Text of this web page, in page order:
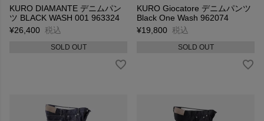
KURO DIAMANTE デニムパン
ツ BLACK WASH 001 963324
¥26,400 税込
SOLD OUT
KURO Giocatore デニムパンツ
Black One Wash 962074
¥19,800 税込
SOLD OUT